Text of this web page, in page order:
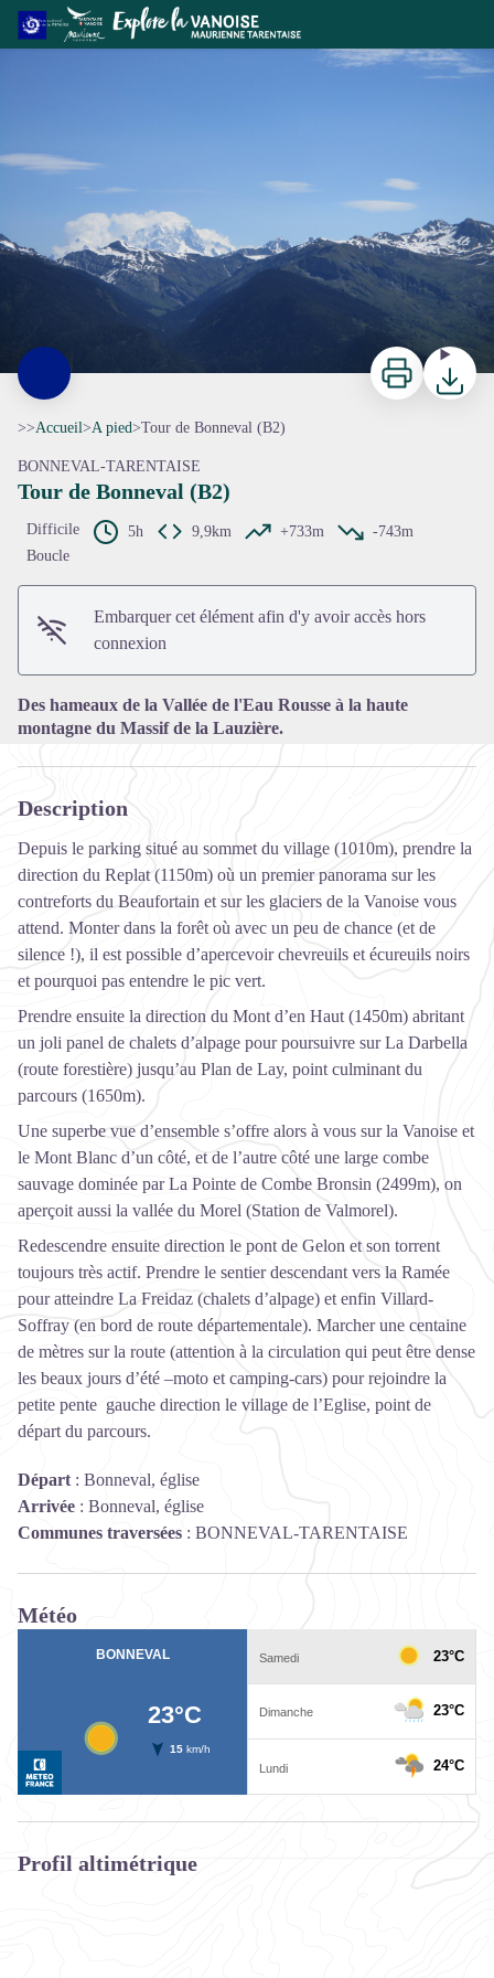
Tour de Bonneval (B2)
Imprimer
>>Accueil>A pied>Tour de Bonneval (B2)
BONNEVAL-TARENTAISE
Tour de Bonneval (B2)
Difficile 5h 9,9km +733m
-743m
Boucle
Embarquer cet élément afin d'y avoir accès hors
connexion
Des hameaux de la Vallée de l'Eau Rousse à la haute
montagne du Massif de la Lauzière.
Description
Depuis le parking situé au sommet du village (1010m), prendre la
direction du Replat (1150m) où un premier panorama sur les
contreforts du Beaufortain et sur les glaciers de la Vanoise vous
attend. Monter dans la forêt où avec un peu de chance (et de
silence !), il est possible d’apercevoir chevreuils et écureuils noirs
et pourquoi pas entendre le pic vert.
Prendre ensuite la direction du Mont d’en Haut (1450m) abritant
un joli panel de chalets d’alpage pour poursuivre sur La Darbella
(route forestière) jusqu’au Plan de Lay, point culminant du
parcours (1650m).
Une superbe vue d’ensemble s’offre alors à vous sur la Vanoise et
le Mont Blanc d’un côté, et de l’autre côté une large combe
sauvage dominée par La Pointe de Combe Bronsin (2499m), on
aperçoit aussi la vallée du Morel (Station de Valmorel).
Redescendre ensuite direction le pont de Gelon et son torrent
toujours très actif. Prendre le sentier descendant vers la Ramée
pour atteindre La Freidaz (chalets d’alpage) et enfin Villard-
Soffray (en bord de route départementale). Marcher une centaine
de mètres sur la route (attention à la circulation qui peut être dense
les beaux jours d’été –moto et camping-cars) pour rejoindre la
petite pente gauche direction le village de l’Eglise, point de
départ du parcours.
Départ : Bonneval, église
Arrivée : Bonneval, église
Communes traversées : BONNEVAL-TARENTAISE
Météo
Profil altimétrique